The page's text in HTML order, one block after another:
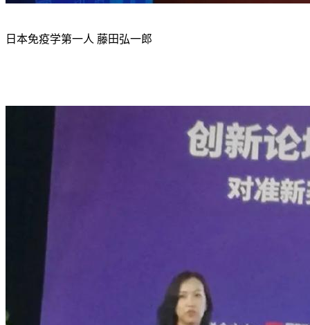
日本免疫学第一人 藤田弘一郎